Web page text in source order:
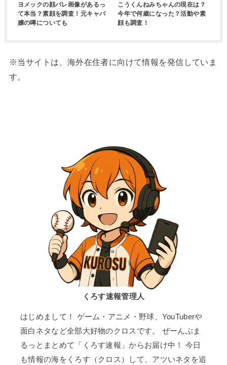
ヨメックの顔バレ画像があるっ
て本当？素顔を調査！元キャバ
嬢の噂についても
こうくんねみちゃんの現在は？
今年で何歳になった？活動や素
顔も調査！
※当サイトは、海外在住者に向けて情報を発信していま
す。
くろす速報管理人
はじめまして！ ゲーム・アニメ・野球、YouTuberや
面白ネタなど全部大好物のクロスです。 ぜーんぶま
るっとまとめて「くろす速報」からお届け中！ 今日
も情報の海をくろす（クロス）して、アツいネタを追